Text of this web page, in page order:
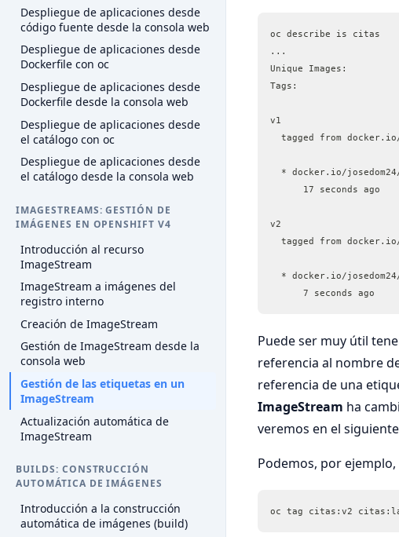
Despliegue de aplicaciones desde
código fuente desde la consola web
Despliegue de aplicaciones desde
Dockerfile con oc
Despliegue de aplicaciones desde
Dockerfile desde la consola web
Despliegue de aplicaciones desde
el catálogo con oc
Despliegue de aplicaciones desde
el catálogo desde la consola web
IMAGESTREAMS: GESTIÓN DE
IMÁGENES EN OPENSHIFT V4
Introducción al recurso
ImageStream
ImageStream a imágenes del
registro interno
Creación de ImageStream
Gestión de ImageStream desde la
consola web
Gestión de las etiquetas en un
ImageStream
Actualización automática de
ImageStream
BUILDS: CONSTRUCCIÓN
AUTOMÁTICA DE IMÁGENES
Introducción a la construcción
automática de imágenes (build)
oc describe is citas
...
v1
tagged from
* docker.io/
      17 seconds ago
v2
tagged from
* docker.io/
      7 seconds ago
Puede ser muy útil
referencia al nombre
referencia de una
ImageStream ha
veremos en el
Podemos, por
oc tag citas:v2